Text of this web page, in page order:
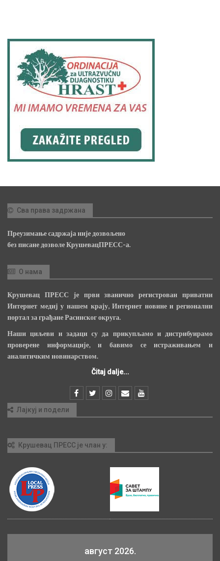
Сва права задржана
Преузимање садржаја није дозвољено
без писане дозволе КрушевацПРЕСС-а.
О нама
Крушевац ПРЕСС је први званично регистрован приватни
Интернет медиј у нашем крају, Интернет новине и регионални
портал за грађане Расинског округа.
Наши циљеви и задаци су да прикупљамо и дистрибуирамо
проверене информације, и бавимо се истраживањем и
аналитичким новинарством.
Čitaj dalje...
Лајкуј и подели
Крушевац ПРЕСС је члан у:
август 2026.